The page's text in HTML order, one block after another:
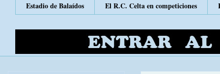
Estadio de Balaídos
El R.C. Celta en competiciones